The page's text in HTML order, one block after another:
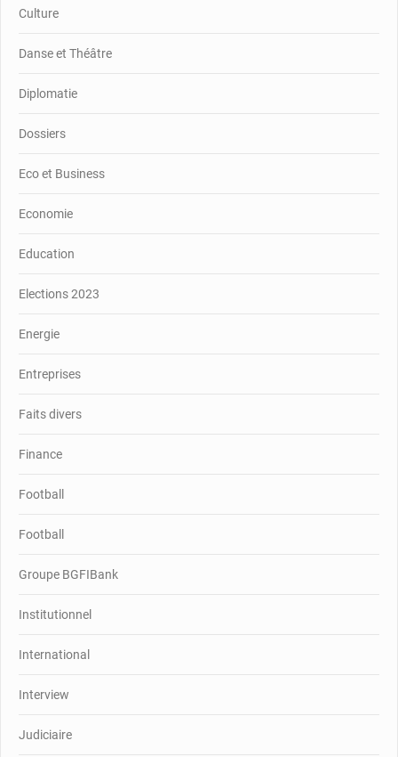
Culture
Danse et Théâtre
Diplomatie
Dossiers
Eco et Business
Economie
Education
Elections 2023
Energie
Entreprises
Faits divers
Finance
Football
Football
Groupe BGFIBank
Institutionnel
International
Interview
Judiciaire